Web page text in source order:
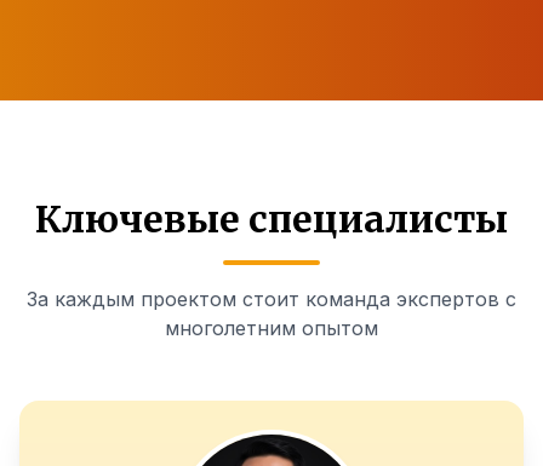
Ключевые специалисты
За каждым проектом стоит команда экспертов с
многолетним опытом